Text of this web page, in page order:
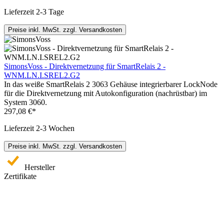
Lieferzeit 2-3 Tage
Preise inkl. MwSt. zzgl. Versandkosten
SimonsVoss - Direktvernetzung für SmartRelais 2 -
WNM.LN.I.SREL2.G2
In das weiße SmartRelais 2 3063 Gehäuse integrierbarer LockNode
für die Direktvernetzung mit Autokonfiguration (nachrüstbar) im
System 3060.
297,08 €*
Lieferzeit 2-3 Wochen
Preise inkl. MwSt. zzgl. Versandkosten
Hersteller
Zertifikate